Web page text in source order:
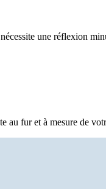
une réflexion
au fur et à mesure de